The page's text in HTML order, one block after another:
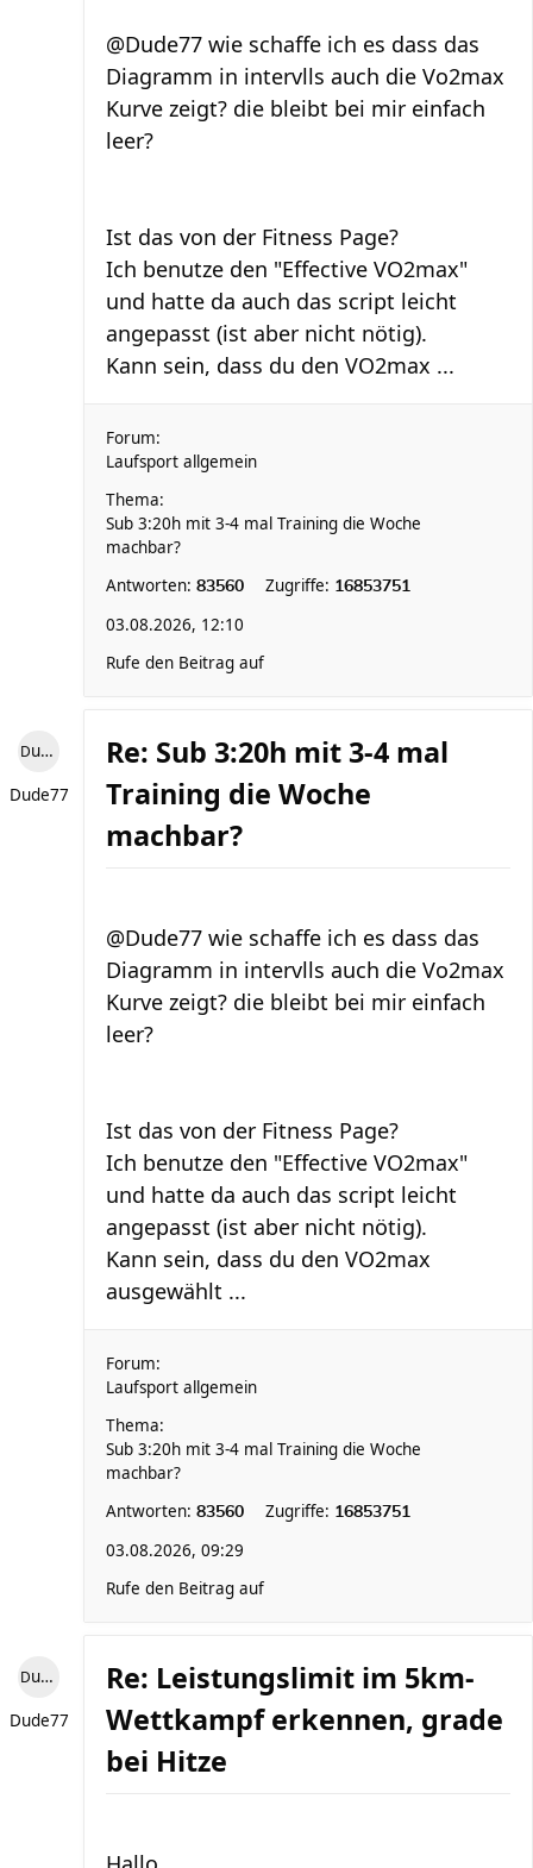
@Dude77 wie schaffe ich es dass das
Diagramm in intervlls auch die Vo2max
Kurve zeigt? die bleibt bei mir einfach
leer?
Ist das von der Fitness Page?
Ich benutze den "Effective VO2max"
und hatte da auch das script leicht
angepasst (ist aber nicht nötig).
Kann sein, dass du den VO2max ...
Forum:
Laufsport allgemein
Thema:
Sub 3:20h mit 3-4 mal Training die Woche
machbar?
Antworten: 83560 Zugriffe: 16853751
03.08.2026, 12:10
Rufe den Beitrag auf
Dude77
Dude77
Re: Sub 3:20h mit 3-4 mal
Training die Woche
machbar?
@Dude77 wie schaffe ich es dass das
Diagramm in intervlls auch die Vo2max
Kurve zeigt? die bleibt bei mir einfach
leer?
Ist das von der Fitness Page?
Ich benutze den "Effective VO2max"
und hatte da auch das script leicht
angepasst (ist aber nicht nötig).
Kann sein, dass du den VO2max
ausgewählt ...
Forum:
Laufsport allgemein
Thema:
Sub 3:20h mit 3-4 mal Training die Woche
machbar?
Antworten: 83560 Zugriffe: 16853751
03.08.2026, 09:29
Rufe den Beitrag auf
Dude77
Dude77
Re: Leistungslimit im 5km-
Wettkampf erkennen, grade
bei Hitze